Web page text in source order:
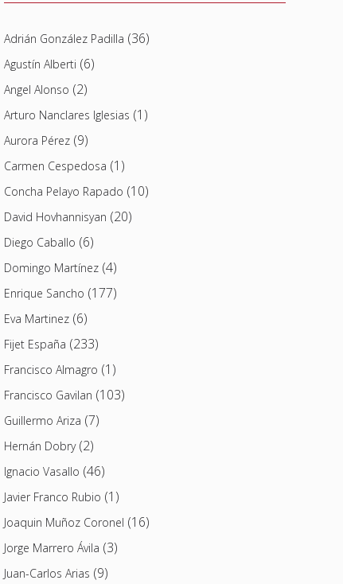
Adrián González Padilla (36)
Agustín Alberti (6)
Angel Alonso (2)
Arturo Nanclares Iglesias (1)
Aurora Pérez(9)
Carmen Cespedosa (1)
Concha Pelayo Rapado (10)
David Hovhannisyan (20)
Diego Caballo (6)
Domingo Martínez(4)
Enrique Sancho (177)
Eva Martinez(6)
Fijet España (233)
Francisco Almagro (1)
Francisco Gavilan (103)
Guillermo Ariza (7)
Hernán Dobry(2)
Ignacio Vasallo (46)
Javier Franco Rubio (1)
Joaquin Muñoz Coronel (16)
Jorge Marrero Ávila (3)
Juan-Carlos Arias (9)